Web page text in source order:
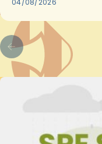
04/08/2026